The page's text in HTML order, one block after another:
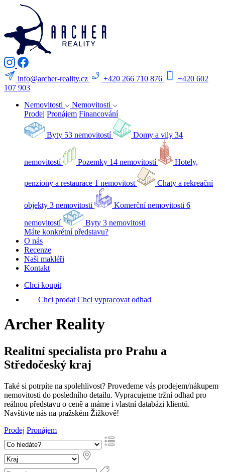
info@archer-reality.cz +420 266 710 876
+420 602
107 903
Nemovitosti
Nemovitosti
Prodej Pronájem Financování
Byty 53 nemovitostí Domy a vily 34
nemovitostí Pozemky 14 nemovitostí Hotely,
penziony a restaurace 1 nemovitost Chaty a rekreační
objekty 3 nemovitosti Komerční nemovitosti 6
nemovitostí Byty 3 nemovitosti
Máte konkrétní představu?
O nás
Recenze
Naši makléři
Kontakt
Chci koupit
Chci prodat Chci vypracovat odhad
Archer Reality
Realitní specialista pro Prahu a
Středočeský kraj
Také si potrpíte na spolehlivost? Provedeme vás prodejem/nákupem
nemovitosti do posledního detailu. Vypracujeme tržní odhad pro
reálnou představu o ceně a máme i vlastní databázi klientů.
Navštivte nás na pražském Žižkově!
Prodej Pronájem